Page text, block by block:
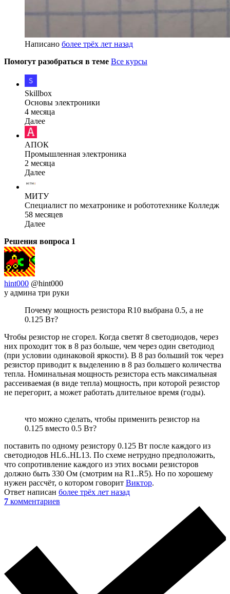
Написано более трёх лет назад
Помогут разобраться в теме Все курсы
Skillbox
Основы электроники
4 месяца
Далее
АПОК
Промышленная электроника
2 месяца
Далее
МИТУ
Специалист по мехатронике и робототехнике Колледж
58 месяцев
Далее
Решения вопроса 1
hint000 @hint000
у админа три руки
Почему мощность резистора R10 выбрана 0.5, а не
0.125 Вт?
Чтобы резистор не сгорел. Когда светят 8 светодиодов, через
них проходит ток в 8 раз больше, чем через один светодиод
(при условии одинаковой яркости). В 8 раз больший ток через
резистор приводит к выделению в 8 раз большего количества
тепла. Номинальная мощность резистора есть максимальная
рассеиваемая (в виде тепла) мощность, при которой резистор
не перегорит, а может работать длительное время (годы).
что можно сделать, чтобы применить резистор на
0.125 вместо 0.5 Вт?
поставить по одному резистору 0.125 Вт после каждого из
светодиодов HL6..HL13. По схеме нетрудно предположить,
что сопротивление каждого из этих восьми резисторов
должно быть 330 Ом (смотрим на R1..R5). Но по хорошему
нужен рассчёт, о котором говорит Виктор.
Ответ написан более трёх лет назад
7 комментариев